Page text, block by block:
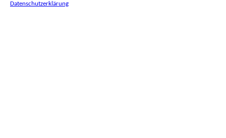
Datenschutzerklärung